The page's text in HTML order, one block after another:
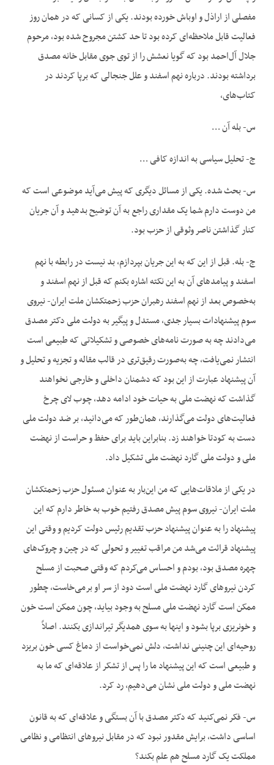
مفصلی از اراذل و اوباش خورده بودند. یکی از کسانی که در همان روز
فعالیت قابل ملاحظه‌ای کرده بود تا حد کشتن مجروح شده بود، مرحوم
جلال آل‌احمد بود که گویا نعشش را از توی جوی مقابل خانه مصدق
برداشته بودند. درباره نهم اسفند و علل جنجالی که برپا کردند در
کتاب‌های،
س- بله آن …
ج- تحلیل سیاسی به اندازه کافی …
س- بحث شده. یکی از مسائل دیگری که پیش می‌آید موضوعی است که
من دوست دارم شما یک مقداری راجع به آن توضیح بدهید و آن جریان
کنار گذاشتن ناصر وثوقی از حزب بود.
ج- بله. قبل از این که به این جریان بپردازم، بد نیست در رابطه با نهم
اسفند و پیامدهای آن به این نکته اشاره بکنم که قبل از نهم اسفند و
به‌خصوص بعد از نهم اسفند رهبران حزب زحمتکشان ملت ایران- نیروی
سوم پیشنهادات بسیار جدی، مستدل و پیگیر به دولت ملی دکتر مصدق
می‌دادند چه به صورت نامه‌های خصوصی و تشکیلاتی که طبیعی است
انتشار نمی‌‌یافت، چه به‌صورت رقیق‌تری در قالب مقاله و تجزیه و تحلیل و
آن پیشنهاد عبارت از این بود که دشمنان داخلی و خارجی نخواهند
گذاشت که نهضت ملی به حیات خود ادامه دهد، چوب لای چرخ
فعالیت‌های دولت می‌گذارند، همان‌طور که می‌دانید، بر ضد دولت ملی
دست به کودتا خواهند زد. بنابراین باید برای حفظ و حراست از نهضت
ملی و دولت ملی گارد نهضت ملی تشکیل داد.
در یکی از ملاقات‌‌هایی که من این‌بار به عنوان مسئول حزب زحمتکشان
ملت ایران- نیروی سوم پیش مصدق رفتیم خوب به خاطر دارم که این
پیشنهاد را به عنوان پیشنهاد حزب تقدیم رئیس دولت کردیم و وقتی این
پیشنهاد قرائت می‌شد من مراقب تغییر و تحولی که در چین و چروک‌های
چهره مصدق بود، بودم و احساس می‌کردم که وقتی صحبت از مسلح
کردن نیروهای گارد نهضت ملی است دود از سر او برمی‌خاست، چطور
ممکن است گارد نهضت ملی مسلح به وجود بیاید، چون ممکن است خون
و خونریزی برپا بشود و اینها به سوی همدیگر تیراندازی بکنند. اصلاً
روحیه‌ای این چنینی نداشت، دلش نمی‌خواست از دماغ کسی خون بریزد
و طبیعی است که این پیشنهاد ما را پس از تشکر از علاقه‌ای که ما به
نهضت ملی و دولت ملی نشان می‌دهیم، رد کرد.
س- فکر نمی‌‌کنید که دکتر مصدق با آن بستگی و علاقه‌ای که به قانون
اساسی داشت، برایش مقدور نبود که در مقابل نیروهای انتظامی و نظامی
مملکت یک گارد مسلح هم علم بکند؟